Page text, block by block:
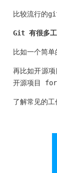
比较流行的
Git 有很多工
比如一个简
再比如开源
开源项目
了解常见的